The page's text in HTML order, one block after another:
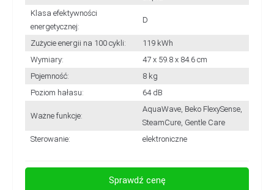
Klasa efektywności
energetycznej:
D
Zużycie energii na 100 cykli:
119 kWh
Wymiary:
47 x 59.8 x 84.6 cm
Pojemność:
8 kg
Poziom hałasu:
64 dB
Ważne funkcje:
AquaWave, Beko FlexySense,
SteamCure, Gentle Care
Sterowanie:
elektroniczne
Sprawdź cenę